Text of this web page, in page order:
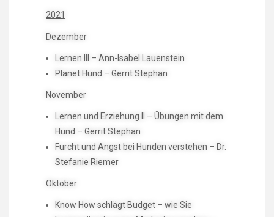
2021
Dezember
Lernen III – Ann-Isabel Lauenstein
Planet Hund – Gerrit Stephan
November
Lernen und Erziehung II – Übungen mit dem
Hund – Gerrit Stephan
Furcht und Angst bei Hunden verstehen – Dr.
Stefanie Riemer
Oktober
Know How schlägt Budget – wie Sie